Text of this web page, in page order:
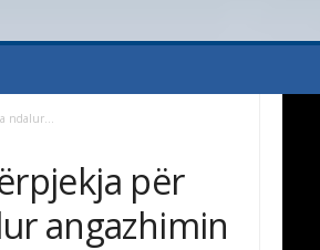
ndalur...
për
angazhimin